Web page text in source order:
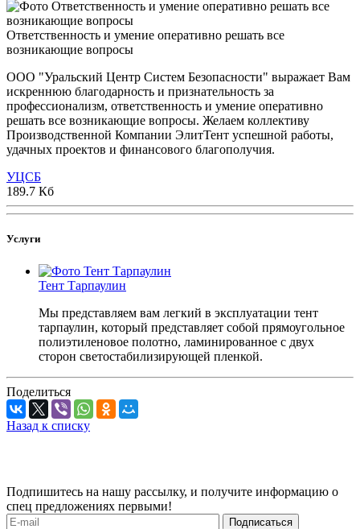
Ответственность и умение оперативно решать все
возникающие вопросы
ООО "Уральский Центр Систем Безопасности" выражает Вам
искреннюю благодарность и признательность за
профессионализм, ответственность и умение оперативно
решать все возникающие вопросы. Желаем коллективу
Производственной Компании ЭлитТент успешной работы,
удачных проектов и финансового благополучия.
УЦСБ
189.7 Кб
Услуги
Тент Тарпаулин
Мы представляем вам легкий в эксплуатации тент
тарпаулин, который представляет собой прямоугольное
полиэтиленовое полотно, ламинированное с двух
сторон светостабилизирующей пленкой.
Поделиться
Назад к списку
Подпишитесь на нашу рассылку, и получите информацию о
спец предложениях первыми!